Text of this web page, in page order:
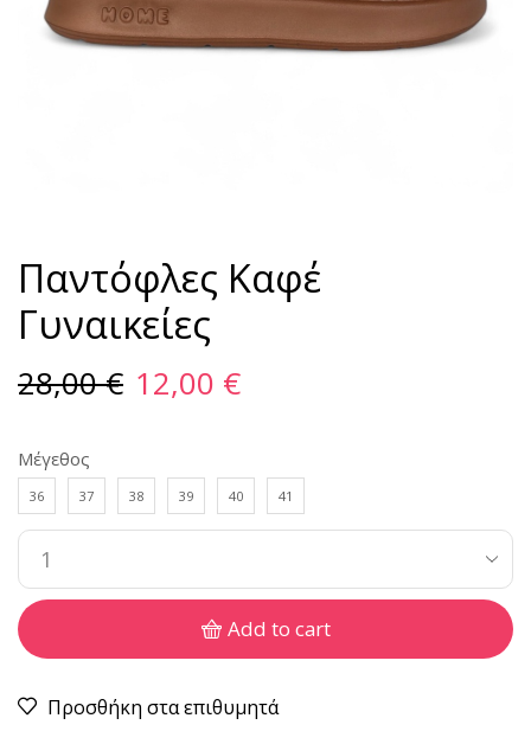
Παντόφλες Καφέ
Γυναικείες
28,00€ 12,00 €
Μέγεθος
36 37 38 39 40 41
Add to cart
Προσθήκη στα επιθυμητά